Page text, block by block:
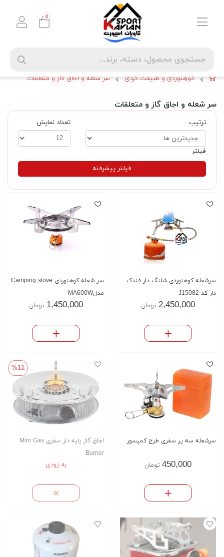
کوهنوردی و طبیعت گردی سر شعله و اجاق گاز و متعلقات
سر شعله و اجاق گاز و متعلقات
ترتیب تعداد نمایش
فیلتر
فیلتر پیشرفته
سرشعله کوهنوردی شلنگ دار فندک
دار کد J15082
2,450,000 تومان
سر شعله کوهنوردی Camping stove
مدلMA600W
1,450,000 تومان
سرشعله سه پر سفری طرح کمپسور
450,000 تومان
%11
اجاق گاز پایه دار سفری Mini Gas
Burner
به زودی
0